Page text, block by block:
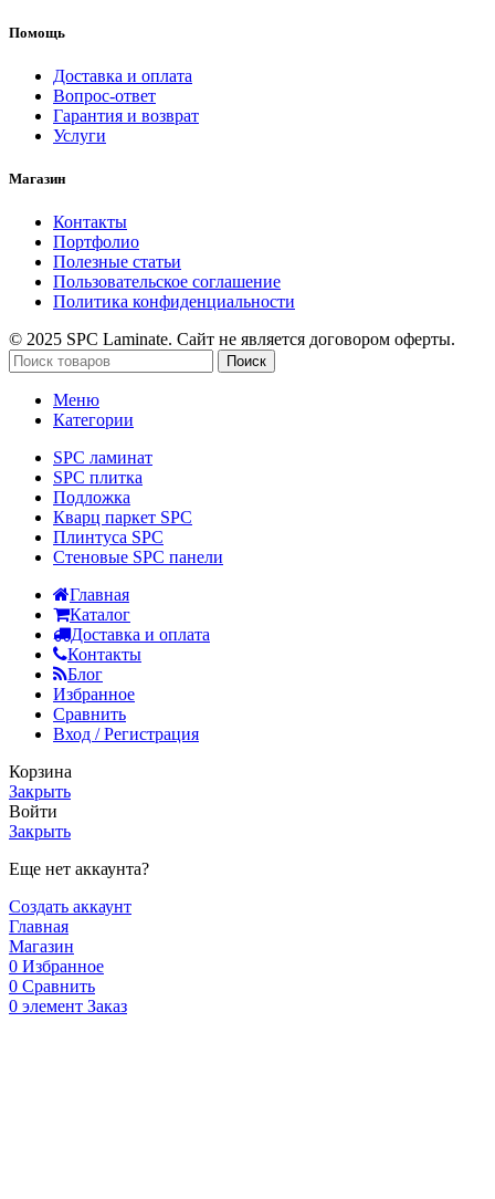
Помощь
Доставка и оплата
Вопрос-ответ
Гарантия и возврат
Услуги
Магазин
Контакты
Портфолио
Полезные статьи
Пользовательское соглашение
Политика конфиденциальности
© 2025 SPC Laminate. Сайт не является договором оферты.
Поиск
Меню
Категории
SPC ламинат
SPC плитка
Подложка
Кварц паркет SPC
Плинтуса SPC
Стеновые SPC панели
Главная
Каталог
Доставка и оплата
Контакты
Блог
Избранное
Сравнить
Вход / Регистрация
Корзина
Закрыть
Войти
Закрыть
Еще нет аккаунта?
Создать аккаунт
Главная
Магазин
0 Избранное
0 Сравнить
0 элемент Заказ